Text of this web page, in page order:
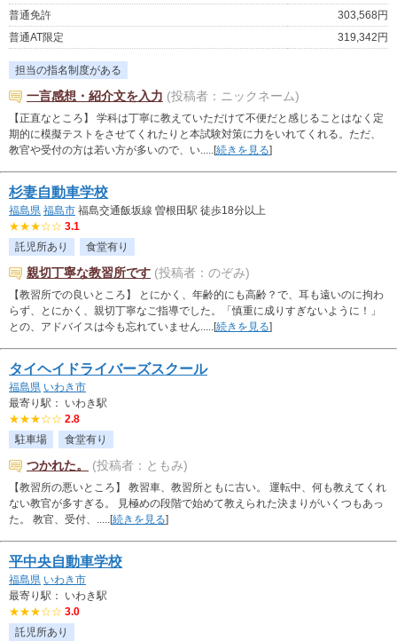
普通免許
303,568円
普通AT限定
319,342円
担当の指名制度がある
一言感想・紹介文を入力 (投稿者：ニックネーム)
【正直なところ】 学科は丁寧に教えていただけて不便だと感じることはなく定
期的に模擬テストをさせてくれたりと本試験対策に力をいれてくれる。ただ、
教官や受付の方は若い方が多いので、い.....[続きを見る]
杉妻自動車学校
福島県 福島市 福島交通飯坂線 曽根田駅 徒歩18分以上
★★★☆☆ 3.1
託児所あり
食堂有り
親切丁寧な教習所です (投稿者：のぞみ)
【教習所での良いところ】 とにかく、年齢的にも高齢？で、耳も遠いのに拘わ
らず、とにかく、親切丁寧なご指導でした。「慎重に成りすぎないように！」
との、アドバイスは今も忘れていません.....[続きを見る]
タイヘイドライバーズスクール
福島県 いわき市
最寄り駅： いわき駅
★★★☆☆ 2.8
駐車場
食堂有り
つかれた。 (投稿者：ともみ)
【教習所の悪いところ】 教習車、教習所ともに古い。 運転中、何も教えてくれ
ない教官が多すぎる。 見極めの段階で始めて教えられた決まりがいくつもあっ
た。 教官、受付、.....[続きを見る]
平中央自動車学校
福島県 いわき市
最寄り駅： いわき駅
★★★☆☆ 3.0
託児所あり